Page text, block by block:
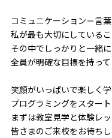
コミュニケーション＝言
私が最も大切にしているこ
その中でしっかりと一緒
全員が明確な目標を持っ
笑顔がいっぱいで楽しく
プログラミングをスター
まずは教室見学と体験レ
皆さまのご来校をお待ちし